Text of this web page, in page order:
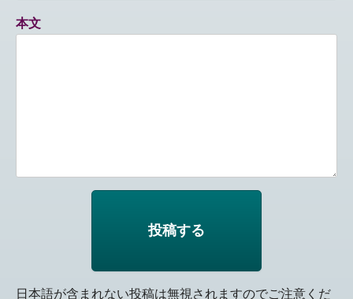
本文
日本語が含まれない投稿は無視されますのでご注意くだ